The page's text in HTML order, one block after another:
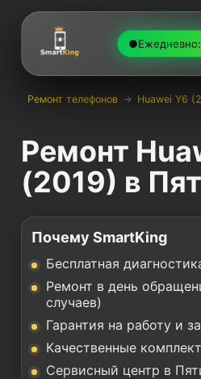
●
Ремонт телефонов → Huawei Y6
Ремонт
(2019) в
Почему SmartKing
Бесплатная
Ремонт в день
случаев)
Гарантия на работу и
Качественные
Сервисный центр в